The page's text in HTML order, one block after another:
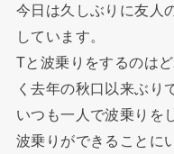
今日は久しぶりに友人
しています。
Tと波乗りをするのは
く去年の秋口以来ぶり
いつも一人で波乗りを
波乗りができることに